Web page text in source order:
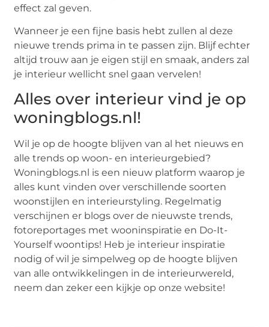
effect zal geven.
Wanneer je een fijne basis hebt zullen al deze
nieuwe trends prima in te passen zijn. Blijf echter
altijd trouw aan je eigen stijl en smaak, anders zal
je interieur wellicht snel gaan vervelen!
Alles over interieur vind je op
woningblogs.nl!
Wil je op de hoogte blijven van al het nieuws en
alle trends op woon- en interieurgebied?
Woningblogs.nl is een nieuw platform waarop je
alles kunt vinden over verschillende soorten
woonstijlen en interieurstyling. Regelmatig
verschijnen er blogs over de nieuwste trends,
fotoreportages met wooninspiratie en Do-It-
Yourself woontips! Heb je interieur inspiratie
nodig of wil je simpelweg op de hoogte blijven
van alle ontwikkelingen in de interieurwereld,
neem dan zeker een kijkje op onze website!